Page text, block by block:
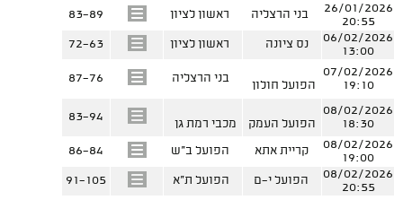
26/01/2026
20:55
בני הרצליה ראשון לציון
83-89
06/02/2026
13:00
נס ציונה ראשון לציון 72-63
07/02/2026
19:10
הפועל חולון
בני הרצליה 87-76
08/02/2026
18:30
הפועל העמק מכבי רמת גן
83-94
08/02/2026
19:00
קריית אתא הפועל ב"ש
86-84
08/02/2026
20:55
הפועל י-ם הפועל ת"א 91-105